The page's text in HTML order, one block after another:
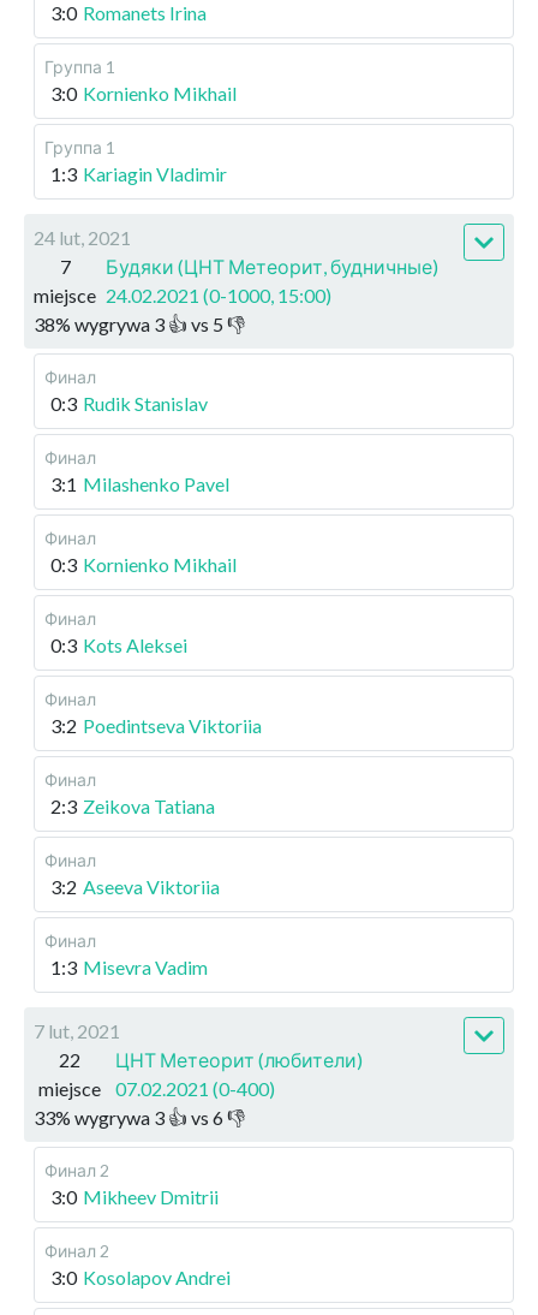
3:0 Romanets Irina
Группа 1
3:0 Kornienko Mikhail
Группа 1
1:3 Kariagin Vladimir
24 lut, 2021
7
miejsce
Будяки (ЦНТ Метеорит, будничные)
24.02.2021 (0-1000, 15:00)
38% wygrywa 3 👍 vs 5 👎
Финал
0:3 Rudik Stanislav
Финал
3:1 Milashenko Pavel
Финал
0:3 Kornienko Mikhail
Финал
0:3 Kots Aleksei
Финал
3:2 Poedintseva Viktoriia
Финал
2:3 Zeikova Tatiana
Финал
3:2 Aseeva Viktoriia
Финал
1:3 Misevra Vadim
7 lut, 2021
22
miejsce
ЦНТ Метеорит (любители)
07.02.2021 (0-400)
33% wygrywa 3 👍 vs 6👎
Финал 2
3:0 Mikheev Dmitrii
Финал 2
3:0 Kosolapov Andrei